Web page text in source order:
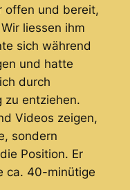
offen und bereit,
liessen ihm
sich während
und hatte
durch
zu entziehen.
Videos zeigen,
sondern
Position. Er
ca. 40-minütige